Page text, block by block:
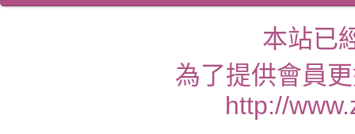
本站已
為了提供會員
http://